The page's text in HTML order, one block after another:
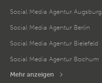
Social Media Agentur Augsburg
Social Media Agentur Berlin
Social Media Agentur Bielefeld
Social Media Agentur Bochum
Mehr anzeigen